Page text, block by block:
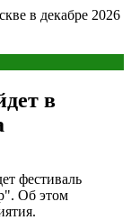
в декабре 2026
в
фестиваль
Об этом